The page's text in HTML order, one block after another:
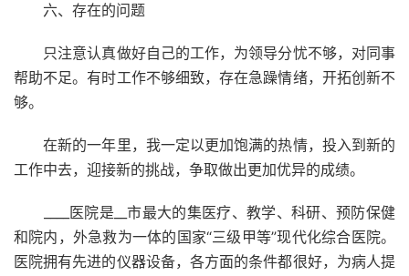
六、存在的问题
只注意认真做好自己的工作，为领导分忧不够，对同事
帮助不足。有时工作不够细致，存在急躁情绪，开拓创新不
够。
在新的一年里，我一定以更加饱满的热情，投入到新的
工作中去，迎接新的挑战，争取做出更加优异的成绩。
____医院是__市最大的集医疗、教学、科研、预防保健
和院内，外急救为一体的国家“三级甲等”现代化综合医院。
医院拥有先进的仪器设备，各方面的条件都很好，为病人提